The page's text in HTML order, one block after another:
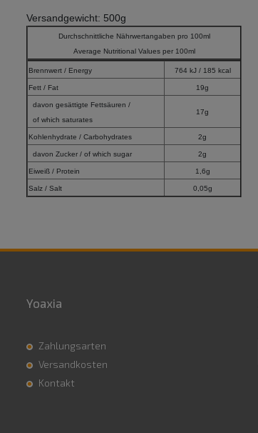
Versandgewicht: 500g
Durchschnittliche Nährwertangaben pro 100ml
Average Nutritional Values per 100ml
Brennwert / Energy 764 kJ / 185 kcal
Fett / Fat 19g
davon gesättigte Fettsäuren /
of which saturates
17g
Kohlenhydrate / Carbohydrates 2g
davon Zucker / of which sugar 2g
Eiweiß / Protein 1,6g
Salz / Salt 0,05g
Yoaxia
Zahlungsarten
Versandkosten
Kontakt